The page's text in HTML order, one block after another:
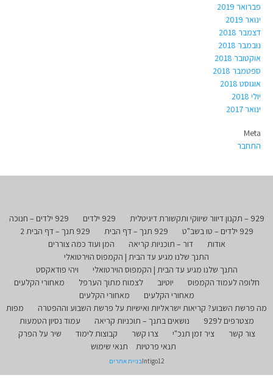
פברואר 2019
ינואר 2019
דצמבר 2018
נובמבר 2018
אוקטובר 2018
ספטמבר 2018
אוגוסט 2018
יולי 2018
ינואר 2017
Meta
התחבר
929 – תקנון דיוור שיווקי ותקשורת דיגיטלית 929 ילדים
929 ילדים – חנוכה
929 ילדים – טו בשב"ט
929 תנך – דף הבית
929 תנך – דף הבית 2
אודות
דור – תוכניות קריאה
המן ועוד כמה צוררים
התנך שלנו מגיע עד הבית | הקמפוס הוירטואלי
התנך שלנו מגיע עד הבית | הקמפוס הוירטואלי
ויהי פודאקסט
חלופה לעמוד הקמפוס
יוטיוב לצמוח מתוך הערפל
מאחורי הקלעים
מאחורי הקלעים
מאחורי הקלעים
מה פרשת השבוע? קריאות ישראליות ואישיות על פרשת השבוע וההפטרה
מפות
מצטרפים ל929
נושאים בתנך – תוכניות קריאה
עמוד נסיון הטמעות
צור קשר
ציר זמן תנכ"י צרו קשר קבוצות לימוד
שיר על הפרק
תנאי פרטיות
תנאי שימוש
Intigo12בניית אתרים